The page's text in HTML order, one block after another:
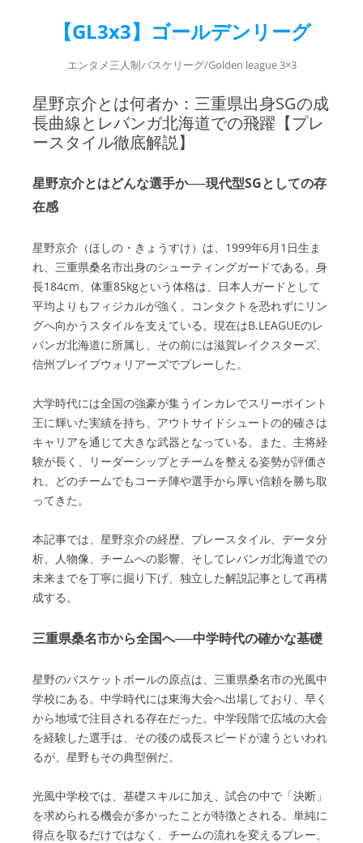
【GL3x3】ゴールデンリーグ
エンタメ三人制バスケリーグ/Golden league 3×3
星野京介とは何者か：三重県出身SGの成
長曲線とレバンガ北海道での飛躍【プレ
ースタイル徹底解説】
星野京介とはどんな選手か──現代型SGとしての存
在感
星野京介（ほしの・きょうすけ）は、1999年6月1日生ま
れ、三重県桑名市出身のシューティングガードである。身
長184cm、体重85kgという体格は、日本人ガードとして
平均よりもフィジカルが強く、コンタクトを恐れずにリン
グへ向かうスタイルを支えている。現在はB.LEAGUEのレ
バンガ北海道に所属し、その前には滋賀レイクスターズ、
信州ブレイブウォリアーズでプレーした。
大学時代には全国の強豪が集うインカレでスリーポイント
王に輝いた実績を持ち、アウトサイドシュートの的確さは
キャリアを通じて大きな武器となっている。また、主将経
験が長く、リーダーシップとチームを整える姿勢が評価さ
れ、どのチームでもコーチ陣や選手から厚い信頼を勝ち取
ってきた。
本記事では、星野京介の経歴、プレースタイル、データ分
析、人物像、チームへの影響、そしてレバンガ北海道での
未来までを丁寧に掘り下げ、独立した解説記事として再構
成する。
三重県桑名市から全国へ──中学時代の確かな基礎
星野のバスケットボールの原点は、三重県桑名市の光風中
学校にある。中学時代には東海大会へ出場しており、早く
から地域で注目される存在だった。中学段階で広域の大会
を経験した選手は、その後の成長スピードが違うといわれ
るが、星野もその典型例だ。
光風中学校では、基礎スキルに加え、試合の中で「決断」
を求められる機会が多かったことが特徴とされる。単純に
得点を取るだけではなく、チームの流れを変えるプレー、